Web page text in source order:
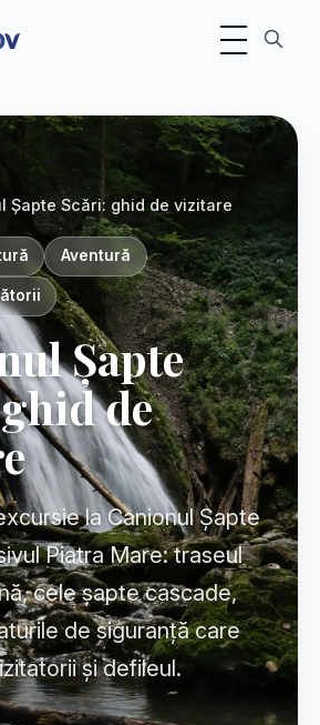
Comutare
Tudor
Olteanu
Șapte Scări: ghid de vizitare
Aventură
Șapte
de
la Canionul Șapte
Piatra Mare: traseul
cele șapte cascade,
de siguranță care
și defileul.